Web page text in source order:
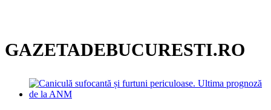
GAZETADEBUCURESTI.RO